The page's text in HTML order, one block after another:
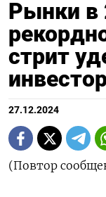
Рынки в
стрит
27.12.2024
(Повтор